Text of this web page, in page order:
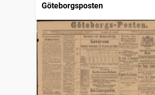
Göteborgsposten